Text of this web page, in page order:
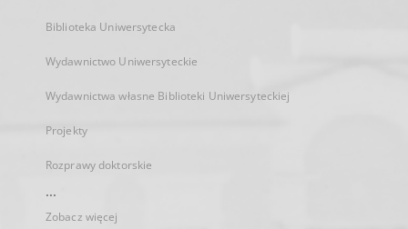
Biblioteka Uniwersytecka
Wydawnictwo Uniwersyteckie
Wydawnictwa własne Biblioteki Uniwersyteckiej
Projekty
Rozprawy doktorskie
...
Zobacz więcej